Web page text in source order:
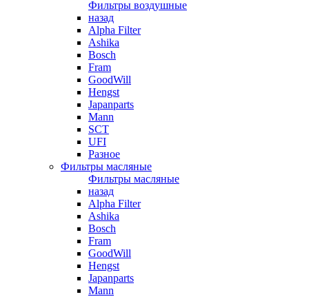
Фильтры воздушные
назад
Alpha Filter
Ashika
Bosch
Fram
GoodWill
Hengst
Japanparts
Mann
SCT
UFI
Разное
Фильтры масляные
Фильтры масляные
назад
Alpha Filter
Ashika
Bosch
Fram
GoodWill
Hengst
Japanparts
Mann